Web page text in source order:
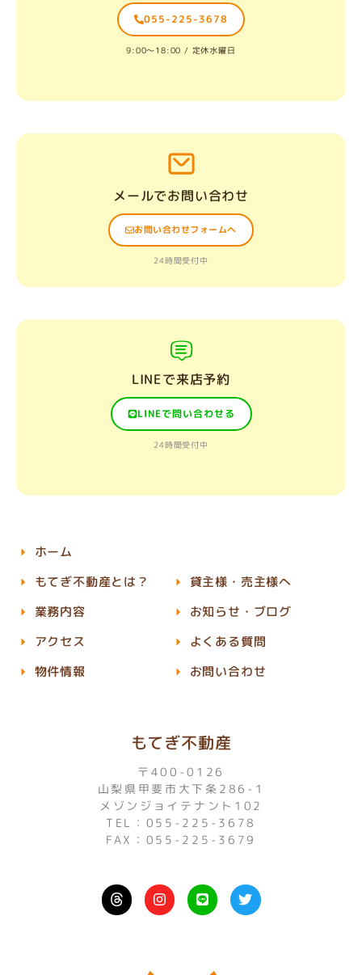
055-225-3678
9:00〜18:00 / 定休水曜日
メールでお問い合わせ
お問い合わせフォームへ
24時間受付中
LINEで来店予約
LINEで問い合わせる
24時間受付中
もてぎ不動産
〒400-0126
山梨県甲斐市大下条286-1
メゾンジョイテナント102
TEL：055-225-3678
FAX：055-225-3679
I
n
s
L
i
n
T
w
i
ホーム
もてぎ不動産とは？
業務内容
アクセス
物件情報
貸主様・売主様へ
お知らせ・ブログ
よくある質問
お問い合わせ